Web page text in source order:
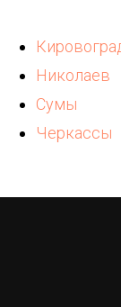
Николаев
Сумы
Черкассы